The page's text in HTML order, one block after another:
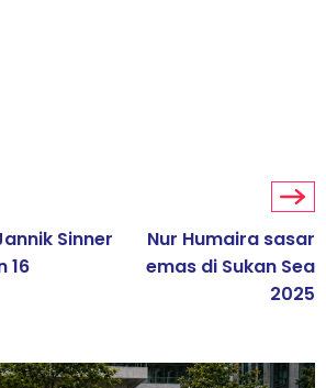
Sinner
16
Nur Humaira sasar
emas di Sukan Sea
2025